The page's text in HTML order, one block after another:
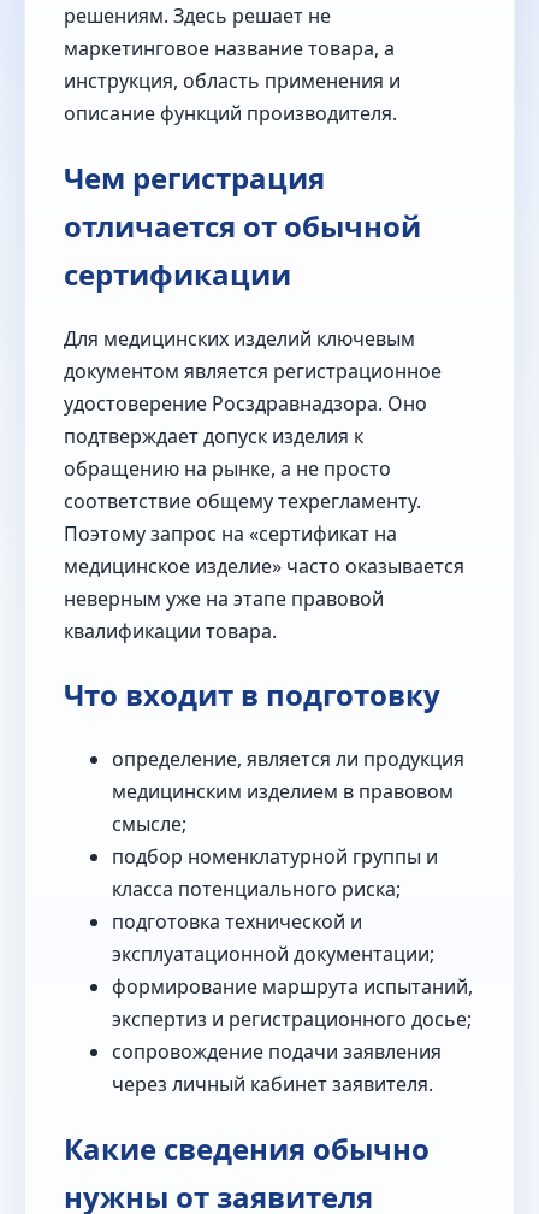
решениям. Здесь решает не
маркетинговое название товара, а
инструкция, область применения и
описание функций производителя.
Чем регистрация
отличается от обычной
сертификации
Для медицинских изделий ключевым
документом является регистрационное
удостоверение Росздравнадзора. Оно
подтверждает допуск изделия к
обращению на рынке, а не просто
соответствие общему техрегламенту.
Поэтому запрос на «сертификат на
медицинское изделие» часто оказывается
неверным уже на этапе правовой
квалификации товара.
Что входит в подготовку
определение, является ли продукция
медицинским изделием в правовом
смысле;
подбор номенклатурной группы и
класса потенциального риска;
подготовка технической и
эксплуатационной документации;
формирование маршрута испытаний,
экспертиз и регистрационного досье;
сопровождение подачи заявления
через личный кабинет заявителя.
Какие сведения обычно
нужны от заявителя